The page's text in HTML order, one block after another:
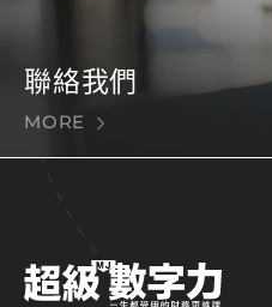
聯絡我們
MORE